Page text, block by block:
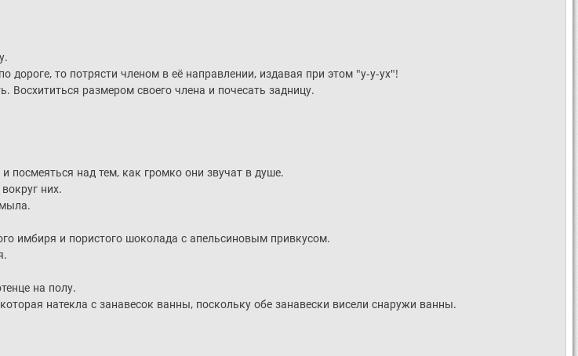
то потрясти членом в её направлении, издавая при этом "у-у-ух"!
размером своего члена и почесать задницу.
посмеяться над тем, как громко они звучат в душе.
них.
имбиря и пористого шоколада с апельсиновым привкусом.
на полу.
натекла с занавесок ванны, поскольку обе занавески висели снаружи ванны.